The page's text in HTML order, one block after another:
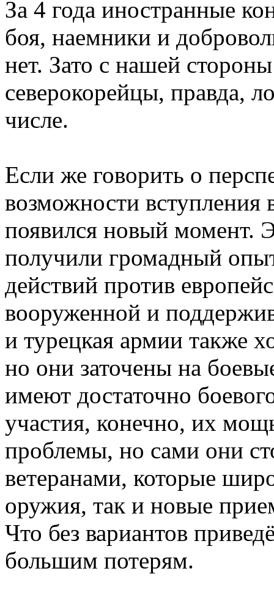
За 4 года иностранные
боя, наемники и
нет. Зато с нашей
северокорейцы, правда,
числе.
Если же говорить о
возможности
появился новый момент.
получили громадный
действий против
вооруженной и
и турецкая армии также
но они заточены на
имеют достаточно
участия, конечно, их
проблемы, но сами они
ветеранами, которые
оружия, так и новые
Что без вариантов
большим потерям.